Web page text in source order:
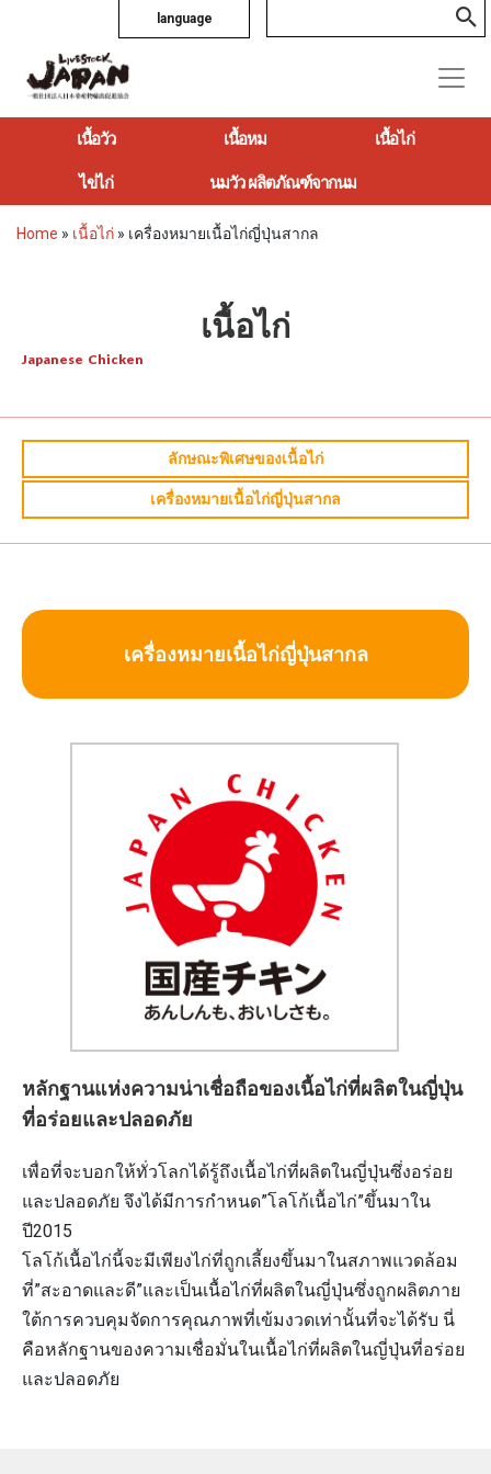
language
เนื้อวัว เนื้อหม เนื้อไก่
ไข่ไก่ นมวัว ผลิตภัณฑ์จากนม
Home » เนื้อไก่ » เครื่องหมายเนื้อไก่ญี่ปุ่นสากล
เนื้อไก่
Japanese Chicken
ลักษณะพิเศษของเนื้อไก่
เครื่องหมายเนื้อไก่ญี่ปุ่นสากล
เครื่องหมายเนื้อไก่ญี่ปุ่นสากล
หลักฐานแห่งความน่าเชื่อถือของเนื้อไก่ที่ผลิตในญี่ปุ่น
ที่อร่อยและปลอดภัย
เพื่อที่จะบอกให้ทั่วโลกได้รู้ถึงเนื้อไก่ที่ผลิตในญี่ปุ่นซึ่งอร่อย
และปลอดภัย จึงได้มีการกำหนด”โลโก้เนื้อไก่”ขึ้นมาใน
ปี2015
โลโก้เนื้อไก่นี้จะมีเพียงไก่ที่ถูกเลี้ยงขึ้นมาในสภาพแวดล้อม
ที่”สะอาดและดี”และเป็นเนื้อไก่ที่ผลิตในญี่ปุ่นซึ่งถูกผลิตภาย
ใต้การควบคุมจัดการคุณภาพที่เข้มงวดเท่านั้นที่จะได้รับ นี่
คือหลักฐานของความเชื่อมั่นในเนื้อไก่ที่ผลิตในญี่ปุ่นที่อร่อย
และปลอดภัย